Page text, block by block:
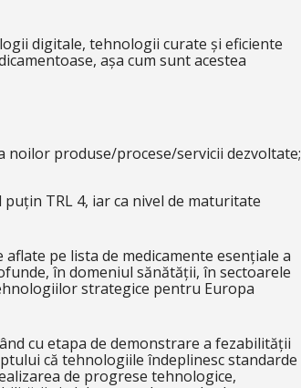
digitale, tehnologii curate și eficiente
așa cum sunt acestea
noilor produse/procese/servicii dezvoltate;
TRL 4, iar ca nivel de maturitate
pe lista de medicamente esențiale a
în domeniul sănătății, în sectoarele
strategice pentru Europa
cu etapa de demonstrare a fezabilității
că tehnologiile îndeplinesc standarde
de progrese tehnologice,